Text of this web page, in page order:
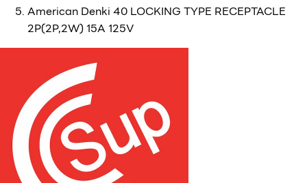
American Denki 40 LOCKING TYPE RECEPTACLE
2P(2P,2W) 15A 125V